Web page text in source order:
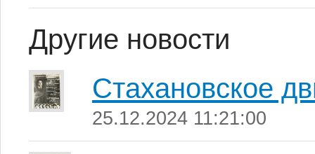
Другие новости
Стахановское
25.12.2024 11:21:00